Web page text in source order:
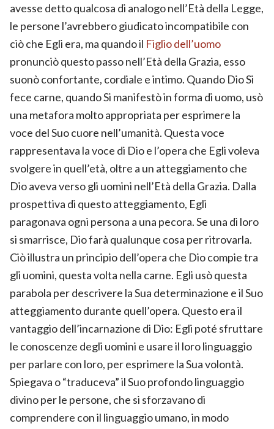
avesse detto qualcosa di analogo nell’Età della Legge,
le persone l’avrebbero giudicato incompatibile con
ciò che Egli era, ma quando il Figlio dell’uomo
pronunciò questo passo nell’Età della Grazia, esso
suonò confortante, cordiale e intimo. Quando Dio Si
fece carne, quando Si manifestò in forma di uomo, usò
una metafora molto appropriata per esprimere la
voce del Suo cuore nell’umanità. Questa voce
rappresentava la voce di Dio e l’opera che Egli voleva
svolgere in quell’età, oltre a un atteggiamento che
Dio aveva verso gli uomini nell’Età della Grazia. Dalla
prospettiva di questo atteggiamento, Egli
paragonava ogni persona a una pecora. Se una di loro
si smarrisce, Dio farà qualunque cosa per ritrovarla.
Ciò illustra un principio dell’opera che Dio compie tra
gli uomini, questa volta nella carne. Egli usò questa
parabola per descrivere la Sua determinazione e il Suo
atteggiamento durante quell’opera. Questo era il
vantaggio dell’incarnazione di Dio: Egli poté sfruttare
le conoscenze degli uomini e usare il loro linguaggio
per parlare con loro, per esprimere la Sua volontà.
Spiegava o “traduceva” il Suo profondo linguaggio
divino per le persone, che si sforzavano di
comprendere con il linguaggio umano, in modo